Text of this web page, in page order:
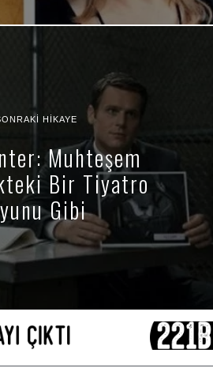
HIKAYE
Muhteşem
Bir Tiyatro
Gibi